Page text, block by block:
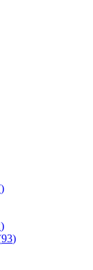
)
)
93)